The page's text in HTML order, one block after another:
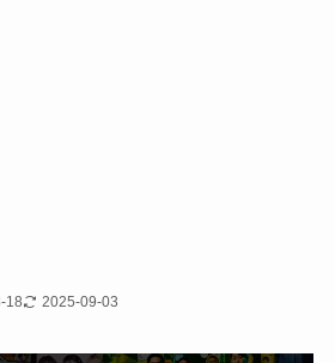
18 2025-09-03